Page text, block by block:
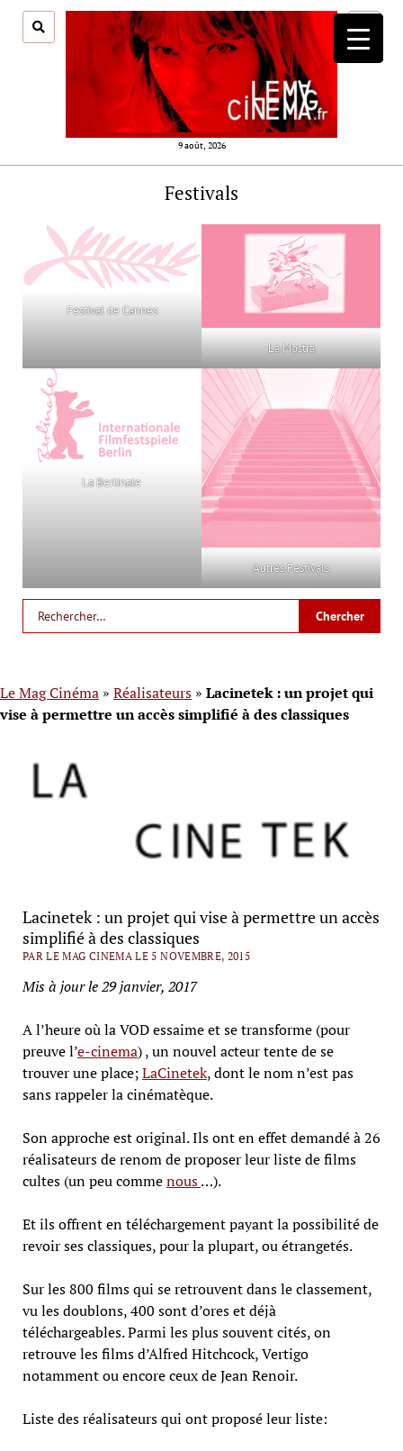
9 août, 2026
menu
Festivals
Festival de Cannes
La Mostra
La Berlinale
Autres Festivals
Le Mag Cinéma » Réalisateurs » Lacinetek : un projet qui
vise à permettre un accès simplifié à des classiques
Lacinetek : un projet qui vise à permettre un accès
simplifié à des classiques
PAR LE MAG CINEMA LE 5 NOVEMBRE, 2015
Mis à jour le 29 janvier, 2017
A l’heure où la VOD essaime et se transforme (pour
preuve l’e-cinema) , un nouvel acteur tente de se
trouver une place;LaCinetek, dont le nom n’est pas
sans rappeler la cinématèque.
Son approche est original. Ils ont en effet demandé à 26
réalisateurs de renom de proposer leur liste de films
cultes (un peu commenous…).
Et ils offrent en téléchargement payant la possibilité de
revoir ses classiques, pour la plupart, ou étrangetés.
Sur les 800 films qui se retrouvent dans le classement,
vu les doublons, 400 sont d’ores et déjà
téléchargeables. Parmi les plus souvent cités, on
retrouve les films d’Alfred Hitchcock, Vertigo
notamment ou encore ceux de Jean Renoir.
Liste des réalisateurs qui ont proposé leur liste: